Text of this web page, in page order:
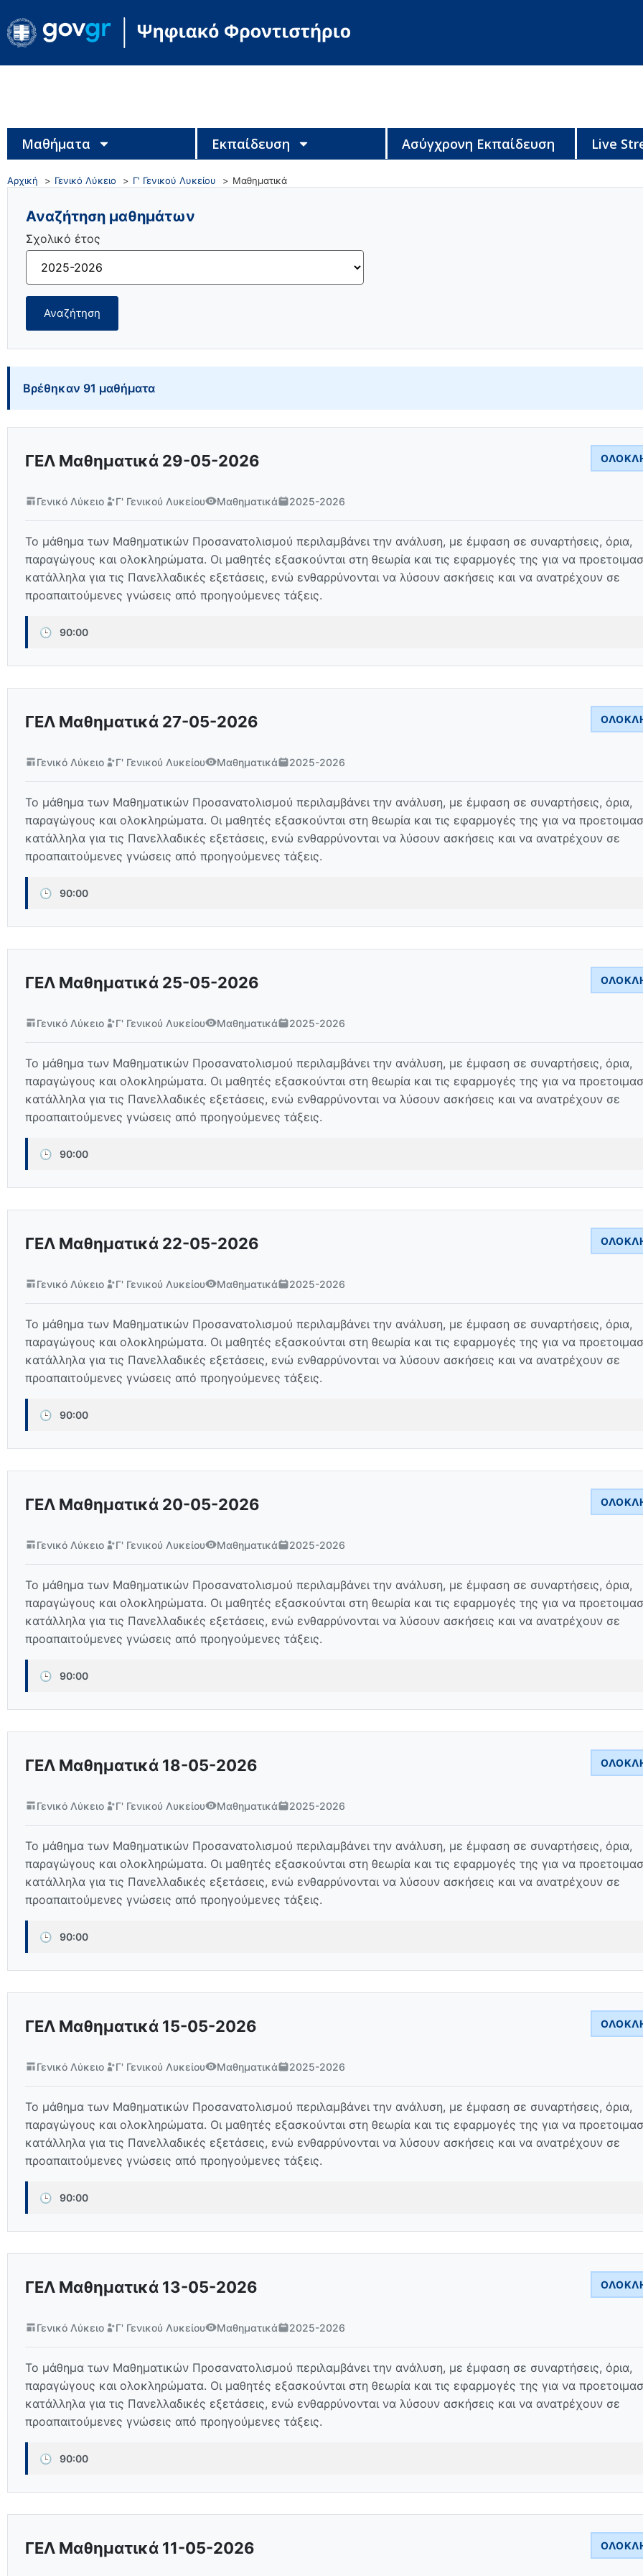
Μαθήματα Εκπαίδευση Ασύγχρονη Εκπαίδευση Live
Αρχική Γενικό Λύκειο Γ' Γενικού Λυκείου Μαθηματικά
Αναζήτηση μαθημάτων
Σχολικό έτος
Βρέθηκαν 91 μαθήματα
ΓΕΛ Μαθηματικά 29-05-2026
Γενικό Λύκειο Γ' Γενικού Λυκείου Μαθηματικά 2025-2026
Το μάθημα των Μαθηματικών Προσανατολισμού περιλαμβάνει την ανάλυση, με έμφαση σε συναρτήσεις, όρια,
παραγώγους και ολοκληρώματα. Οι μαθητές εξασκούνται στη θεωρία και τις εφαρμογές της για να
κατάλληλα για τις Πανελλαδικές εξετάσεις, ενώ ενθαρρύνονται να λύσουν ασκήσεις και να ανατρέχουν σε
προαπαιτούμενες γνώσεις από προηγούμενες τάξεις.
🕒 90:00
ΓΕΛ Μαθηματικά 27-05-2026
Γενικό Λύκειο Γ' Γενικού Λυκείου Μαθηματικά 2025-2026
Το μάθημα των Μαθηματικών Προσανατολισμού περιλαμβάνει την ανάλυση, με έμφαση σε συναρτήσεις, όρια,
παραγώγους και ολοκληρώματα. Οι μαθητές εξασκούνται στη θεωρία και τις εφαρμογές της για να
κατάλληλα για τις Πανελλαδικές εξετάσεις, ενώ ενθαρρύνονται να λύσουν ασκήσεις και να ανατρέχουν σε
προαπαιτούμενες γνώσεις από προηγούμενες τάξεις.
🕒 90:00
ΓΕΛ Μαθηματικά 25-05-2026
Γενικό Λύκειο Γ' Γενικού Λυκείου Μαθηματικά 2025-2026
Το μάθημα των Μαθηματικών Προσανατολισμού περιλαμβάνει την ανάλυση, με έμφαση σε συναρτήσεις, όρια,
παραγώγους και ολοκληρώματα. Οι μαθητές εξασκούνται στη θεωρία και τις εφαρμογές της για να
κατάλληλα για τις Πανελλαδικές εξετάσεις, ενώ ενθαρρύνονται να λύσουν ασκήσεις και να ανατρέχουν σε
προαπαιτούμενες γνώσεις από προηγούμενες τάξεις.
🕒 90:00
ΓΕΛ Μαθηματικά 22-05-2026
Γενικό Λύκειο Γ' Γενικού Λυκείου Μαθηματικά 2025-2026
Το μάθημα των Μαθηματικών Προσανατολισμού περιλαμβάνει την ανάλυση, με έμφαση σε συναρτήσεις, όρια,
παραγώγους και ολοκληρώματα. Οι μαθητές εξασκούνται στη θεωρία και τις εφαρμογές της για να
κατάλληλα για τις Πανελλαδικές εξετάσεις, ενώ ενθαρρύνονται να λύσουν ασκήσεις και να ανατρέχουν σε
προαπαιτούμενες γνώσεις από προηγούμενες τάξεις.
🕒 90:00
ΓΕΛ Μαθηματικά 20-05-2026
Γενικό Λύκειο Γ' Γενικού Λυκείου Μαθηματικά 2025-2026
Το μάθημα των Μαθηματικών Προσανατολισμού περιλαμβάνει την ανάλυση, με έμφαση σε συναρτήσεις, όρια,
παραγώγους και ολοκληρώματα. Οι μαθητές εξασκούνται στη θεωρία και τις εφαρμογές της για να
κατάλληλα για τις Πανελλαδικές εξετάσεις, ενώ ενθαρρύνονται να λύσουν ασκήσεις και να ανατρέχουν σε
προαπαιτούμενες γνώσεις από προηγούμενες τάξεις.
🕒 90:00
ΓΕΛ Μαθηματικά 18-05-2026
Γενικό Λύκειο Γ' Γενικού Λυκείου Μαθηματικά 2025-2026
Το μάθημα των Μαθηματικών Προσανατολισμού περιλαμβάνει την ανάλυση, με έμφαση σε συναρτήσεις, όρια,
παραγώγους και ολοκληρώματα. Οι μαθητές εξασκούνται στη θεωρία και τις εφαρμογές της για να
κατάλληλα για τις Πανελλαδικές εξετάσεις, ενώ ενθαρρύνονται να λύσουν ασκήσεις και να ανατρέχουν σε
προαπαιτούμενες γνώσεις από προηγούμενες τάξεις.
🕒 90:00
ΓΕΛ Μαθηματικά 15-05-2026
Γενικό Λύκειο Γ' Γενικού Λυκείου Μαθηματικά 2025-2026
Το μάθημα των Μαθηματικών Προσανατολισμού περιλαμβάνει την ανάλυση, με έμφαση σε συναρτήσεις, όρια,
παραγώγους και ολοκληρώματα. Οι μαθητές εξασκούνται στη θεωρία και τις εφαρμογές της για να
κατάλληλα για τις Πανελλαδικές εξετάσεις, ενώ ενθαρρύνονται να λύσουν ασκήσεις και να ανατρέχουν σε
προαπαιτούμενες γνώσεις από προηγούμενες τάξεις.
🕒 90:00
ΓΕΛ Μαθηματικά 13-05-2026
Γενικό Λύκειο Γ' Γενικού Λυκείου Μαθηματικά 2025-2026
Το μάθημα των Μαθηματικών Προσανατολισμού περιλαμβάνει την ανάλυση, με έμφαση σε συναρτήσεις, όρια,
παραγώγους και ολοκληρώματα. Οι μαθητές εξασκούνται στη θεωρία και τις εφαρμογές της για να
κατάλληλα για τις Πανελλαδικές εξετάσεις, ενώ ενθαρρύνονται να λύσουν ασκήσεις και να ανατρέχουν σε
προαπαιτούμενες γνώσεις από προηγούμενες τάξεις.
🕒 90:00
ΓΕΛ Μαθηματικά 11-05-2026